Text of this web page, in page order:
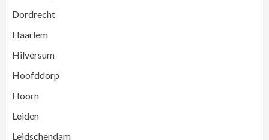
Dordrecht
Haarlem
Hilversum
Hoofddorp
Hoorn
Leiden
Leidschendam